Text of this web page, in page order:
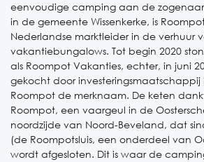
eenvoudige camping aan de
in de gemeente Wissenkerke, is
Nederlandse marktleider in de verhuur
vakantiebungalows. Tot begin 2020
als Roompot Vakanties, echter, in juni
gekocht door investeringsmaatschappij
Roompot de merknaam. De keten
Roompot, een vaargeul in de
noordzijde van Noord-Beveland, dat
(de Roompotsluis, een onderdeel van
wordt afgesloten. Dit is waar de